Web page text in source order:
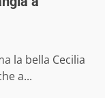
la bella Cecilia
a...